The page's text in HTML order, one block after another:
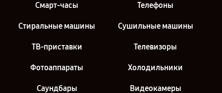
Смарт-часы Телефоны
Стиральные машины Сушильные машины
ТВ-приставки Телевизоры
Фотоаппараты Холодильники
Саундбары Видеокамеры